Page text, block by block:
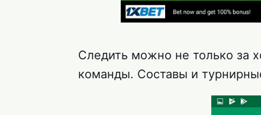
Следить можно не только за
команды. Составы и